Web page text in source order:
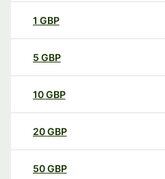
1 GBP
5 GBP
10GBP
20GBP
50GBP